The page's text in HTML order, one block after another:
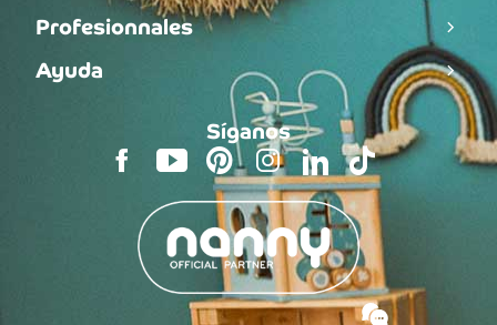
Profesionnales
Ayuda
Síganos